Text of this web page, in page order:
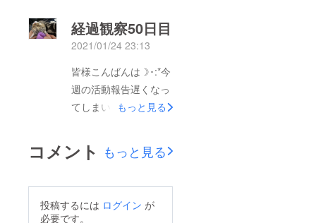
事が少し落ち着きそう
なのでメールでのお写
ます！メールアドレス
は
nyanyazon.0228@gm
から送信させていただ
不備等がございました
ら再度ご連絡ください
m(__)m
の経過観察最後の検診
がありました！院内検
査は問題なく、外注検
査も大丈夫との事でし
た！寛解という扱いに
病院へ行く時に聞いて
こちらです。リターン
の準備が仕事の竣工間
経過観察50日目
2021/01/24 23:13
皆様こんばんは☽･:*今
週の活動報告遅くなっ
てしまい、申し訳ござ
2.65～2.7体温 37.9～
38.2おトイレ まだ水
わらず走り回っている
もっと見る
コメント もっと見る
投稿するには ログイン が
必要です。